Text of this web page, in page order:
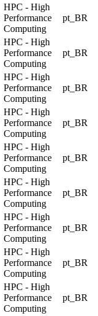
HPC - High
Performance
Computing
pt_BR
HPC - High
Performance
Computing
pt_BR
HPC - High
Performance
Computing
pt_BR
HPC - High
Performance
Computing
pt_BR
HPC - High
Performance
Computing
pt_BR
HPC - High
Performance
Computing
pt_BR
HPC - High
Performance
Computing
pt_BR
HPC - High
Performance
Computing
pt_BR
HPC - High
Performance
Computing
pt_BR